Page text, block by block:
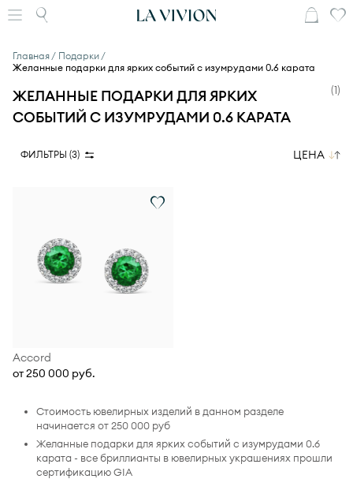
Главная
Подарки
Желанные подарки для ярких событий с изумрудами 0.6 карата
ЖЕЛАННЫЕ ПОДАРКИ ДЛЯ ЯРКИХ
СОБЫТИЙ С ИЗУМРУДАМИ 0.6 КАРАТА
(1)
ФИЛЬТРЫ (3) ЦЕНА
Accord
от 250 000 руб.
Стоимость ювелирных изделий в данном разделе
начинается от 250 000 руб
Желанные подарки для ярких событий с изумрудами 0.6
карата - все бриллианты в ювелирных украшениях прошли
сертификацию GIA